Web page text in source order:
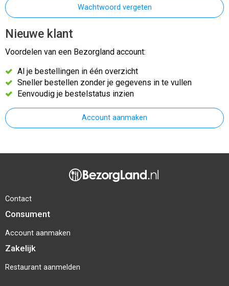
Wachtwoord vergeten
Nieuwe klant
Voordelen van een Bezorgland account:
Al je bestellingen in één overzicht
Sneller bestellen zonder je gegevens in te vullen
Eenvoudig je bestelstatus inzien
Account aanmaken
Contact
Consument
Account aanmaken
Zakelijk
Restaurant aanmelden